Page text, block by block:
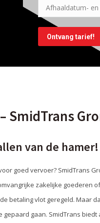
SmidTrans
van de hamer!
goed vervoer? SmidTrans
zakelijke goederen
betaling vlot geregeld. Maar
gaan. SmidTrans